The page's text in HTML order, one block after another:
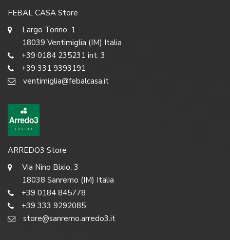
FEBAL CASA Store
Largo Torino, 1
18039 Ventimiglia (IM) Italia
+39 0184 235231 int. 3
+39 331 9393191
ventimiglia@febalcasa.it
ARREDO3 Store
Via Nino Bixio, 3
18038 Sanremo (IM) Italia
+39 0184 845778
+39 333 9292085
store@sanremo.arredo3.it